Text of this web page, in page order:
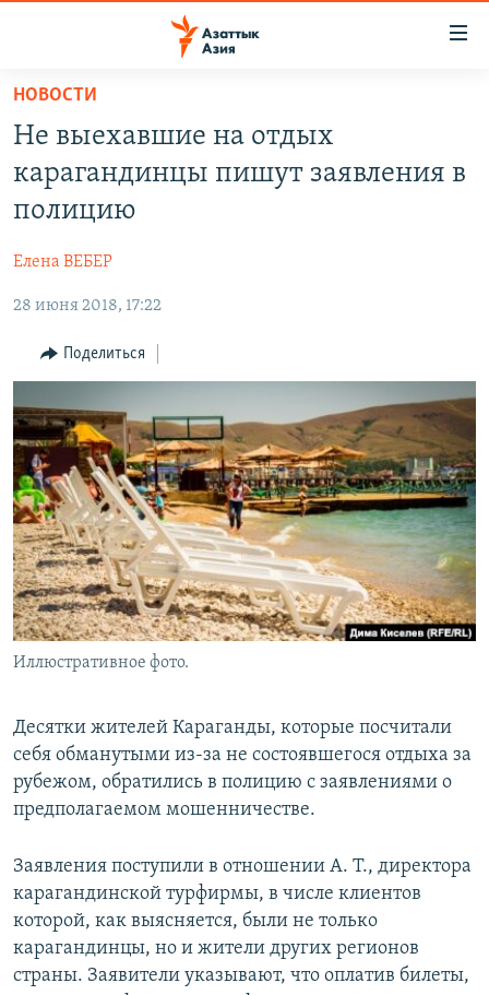
Вернуться
основному
содержанию
Вернутся
главной
Вернутся
поиску
ВОЙНА В УКРАИНЕ
КЫРГЫЗЧА
ЎЗБЕКЧА
TÜRKMENÇE
НОВОСТИ
Не выехавшие на отдых
карагандинцы пишут заявления в
полицию
Елена ВЕБЕР
28 июня 2018, 17:22
Поделиться
Иллюстративное фото.
Десятки жителей Караганды, которые посчитали
себя обманутыми из-за не состоявшегося отдыха за
рубежом, обратились в полицию с заявлениями о
предполагаемом мошенничестве.
Заявления поступили в отношении А. Т., директора
карагандинской турфирмы, в числе клиентов
которой, как выясняется, были не только
карагандинцы, но и жители других регионов
страны. Заявители указывают, что оплатив билеты,